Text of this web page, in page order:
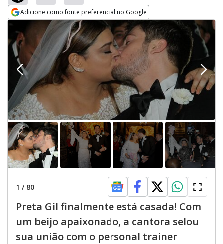
Adicione como fonte preferencial no Google
Opens in new window
1 / 80
Preta Gil finalmente está casada! Com
um beijo apaixonado, a cantora selou
sua união com o personal trainer